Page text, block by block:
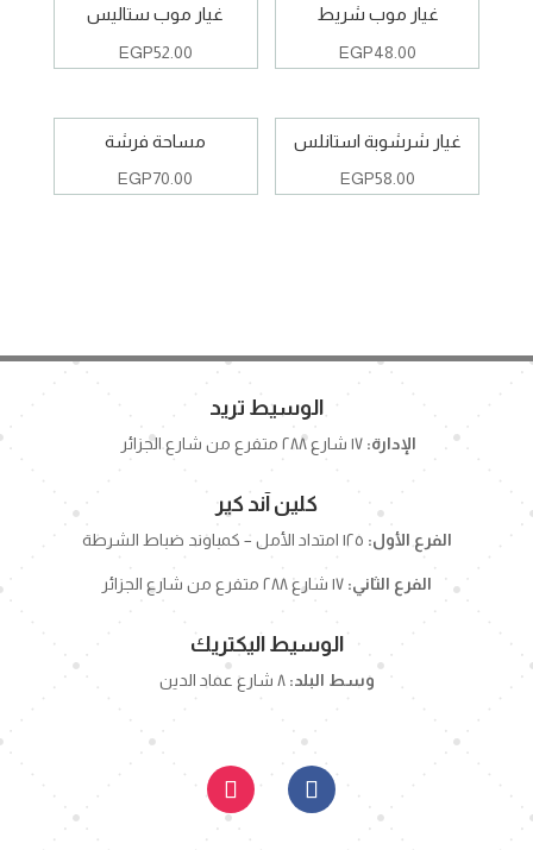
غيار موب شريط
EGP48.00
غيار موب ستاليس
EGP52.00
غيار شرشوبة استانلس
EGP58.00
مساحة فرشة
EGP70.00
الوسيط تريد
الإدارة:
كلين آند كير
الفرع الأول:
الفرع الثاني:
الوسيط اليكتريك
وسط البلد: ٨ شارع عماد الدين